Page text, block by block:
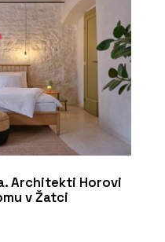
Architekti Horovi
v Žatci